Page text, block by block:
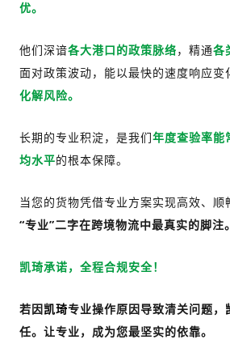
优。
他们深谙各大港口的政策脉络，精通各
面对政策波动，能以最快的速度响应变
化解风险。
长期的专业积淀，是我们年度查验率能
均水平的根本保障。
当您的货物凭借专业方案实现高效、顺
“专业”二字在跨境物流中最真实的脚注。
凯琦承诺，全程合规安全！
若因凯琦专业操作原因导致清关问题，
任。让专业，成为您最坚实的依靠。